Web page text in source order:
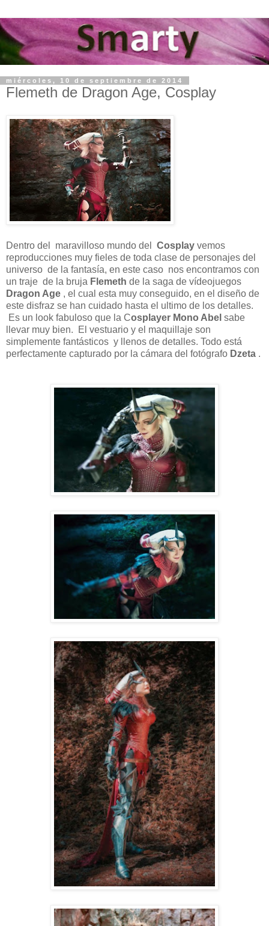
miércoles, 10 de septiembre de 2014
Flemeth de Dragon Age, Cosplay
Dentro del maravilloso mundo del Cosplay vemos
reproducciones muy fieles de toda clase de personajes del
universo de la fantasía, en este caso nos encontramos con
un traje de la bruja Flemeth de la saga de vídeojuegos
Dragon Age , el cual esta muy conseguido, en el diseño de
este disfraz se han cuidado hasta el ultimo de los detalles.
Es un look fabuloso que la Cosplayer Mono Abel sabe
llevar muy bien. El vestuario y el maquillaje son
simplemente fantásticos y llenos de detalles. Todo está
perfectamente capturado por la cámara del fotógrafo Dzeta .